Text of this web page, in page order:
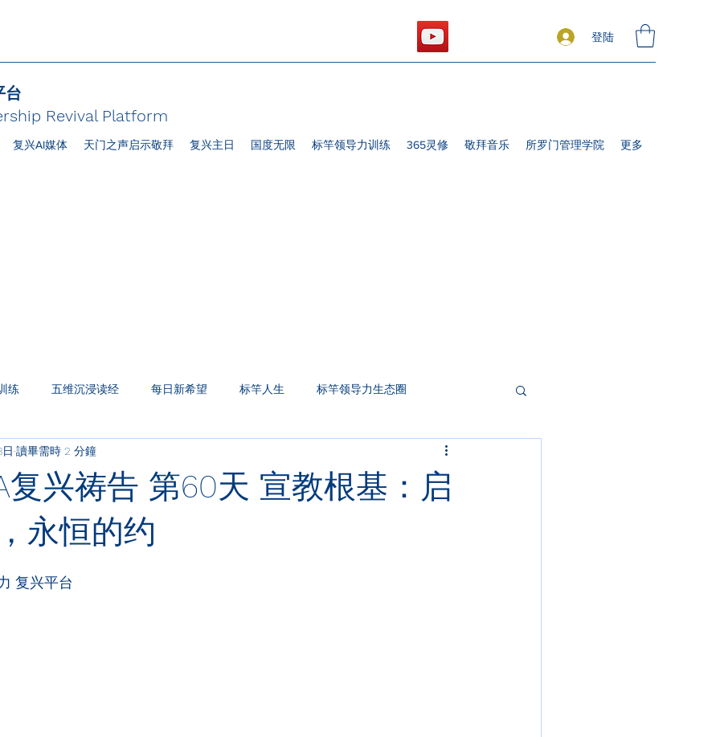
登陆
台
Revival Platform
复兴AI媒体 天门之声启示敬拜 复兴主日 国度无限 标竿领导力训练 365灵修 敬拜音乐 所罗门管理学院 更多
练 五维沉浸读经 每日新希望 标竿人生 标竿领导力生态圈
圣经财务观 一生之久
复兴祷告 第60天 宣教根基：启
永恒的约
讀畢需時 2 分鐘
复兴平台